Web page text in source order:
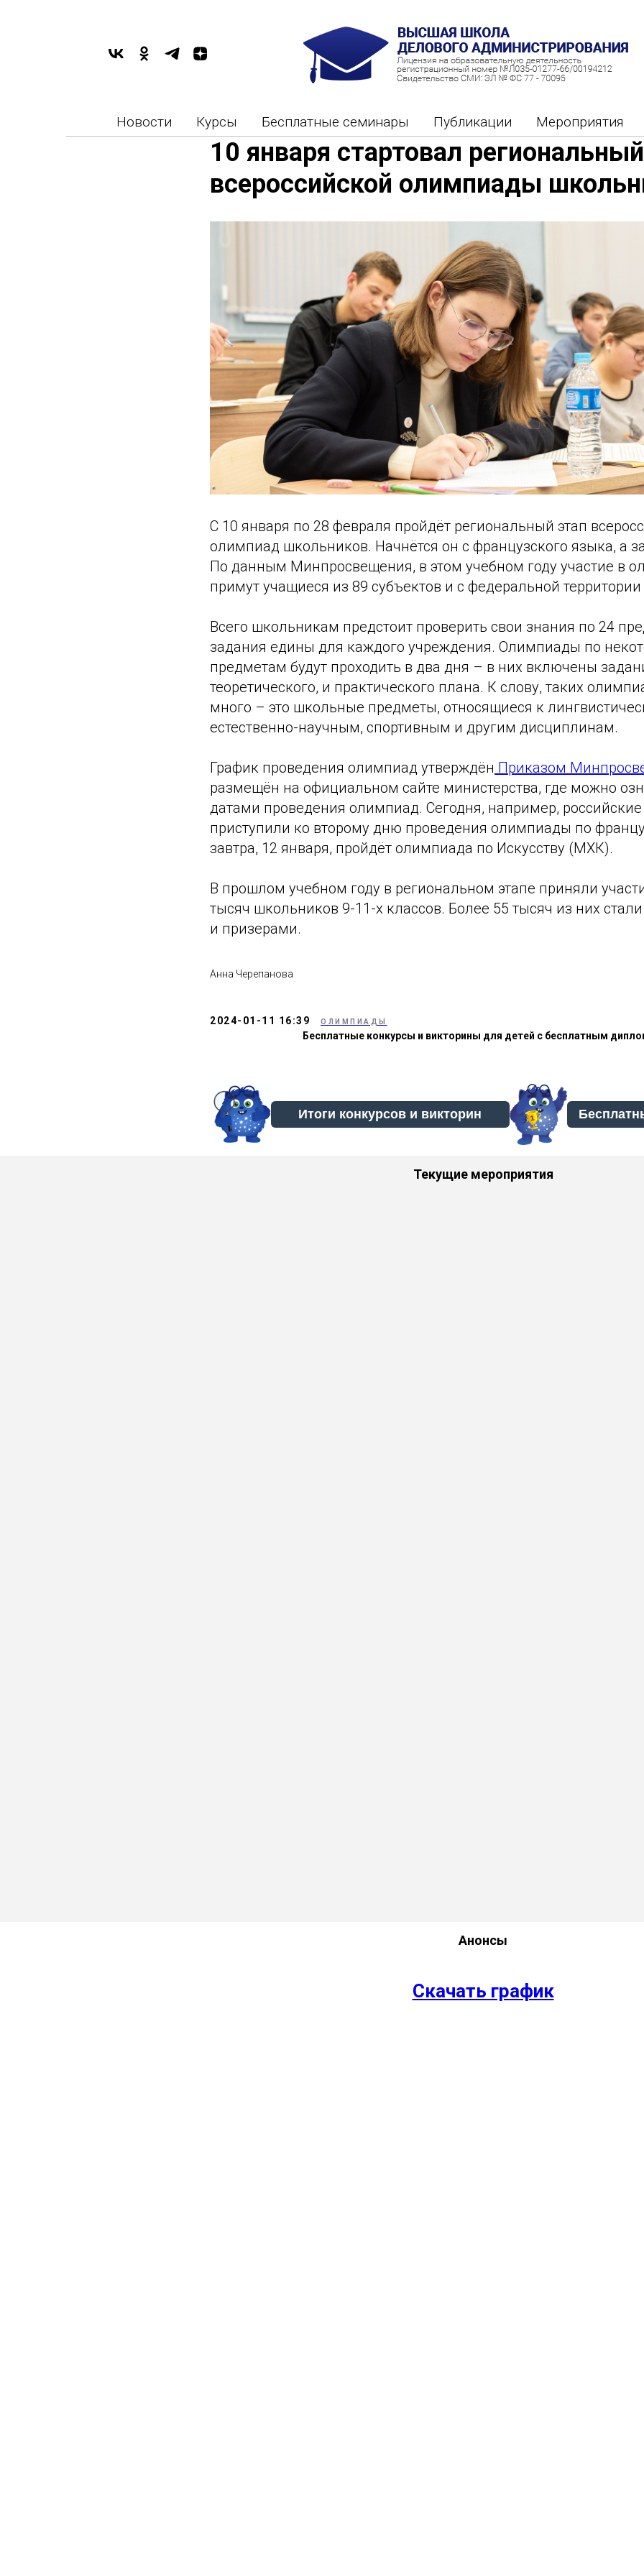
Новости Курсы Бесплатные семинары Публикации Мероприятия
10 января стартовал
всероссийской олимпиады
С 10 января по 28 февраля пройдёт региональный этап
олимпиад школьников. Начнётся он с французского языка, а
По данным Минпросвещения, в этом учебном году участие в
примут учащиеся из 89 субъектов и с федеральной территории
Всего школьникам предстоит проверить свои знания по 24
задания едины для каждого учреждения. Олимпиады по
предметам будут проходить в два дня – в них включены
теоретического, и практического плана. К слову, таких
много – это школьные предметы, относящиеся к
естественно-научным, спортивным и другим дисциплинам.
График проведения олимпиад утверждён Приказом
размещён на официальном сайте министерства, где можно
датами проведения олимпиад. Сегодня, например,
приступили ко второму дню проведения олимпиады по
завтра, 12 января, пройдёт олимпиада по Искусству (МХК).
В прошлом учебном году в региональном этапе приняли
тысяч школьников 9-11-х классов. Более 55 тысяч из них
и призерами.
Анна Черепанова
2024-01-11 16:39 ОЛИМПИАДЫ
Бесплатные конкурсы и викторины для детей с бесплатным
Текущие мероприятия
Анонсы
Скачать график